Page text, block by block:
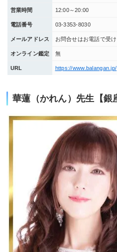
営業時間 12:00～20:00
電話番号 03-3353-8030
メールアドレス お問合せはお電話で受
オンライン鑑定 無
URL https://www.balangan.jp/
華蓮（かれん）先生【銀